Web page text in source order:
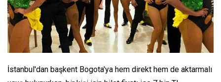
İstanbul'dan başkent Bogota'ya hem direkt hem de aktarmalı